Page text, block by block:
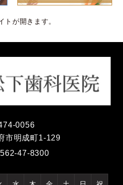
トが開きます。
0056
市明成町1-129
47-8300